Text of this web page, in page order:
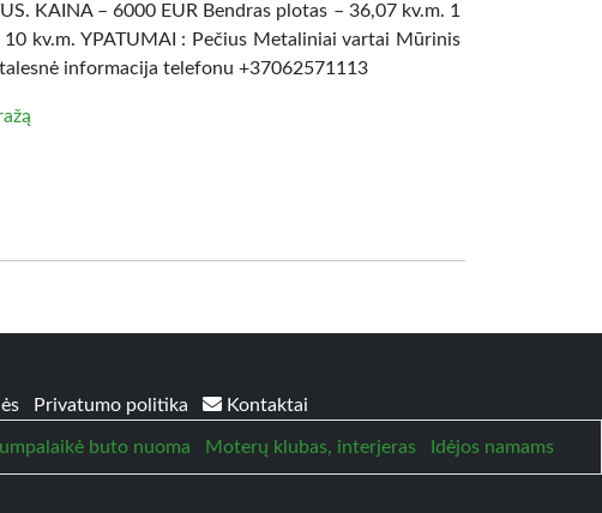
KAINA – 6000 EUR Bendras plotas – 36,07 kv.m. 1
kv.m. YPATUMAI : Pečius Metaliniai vartai Mūrinis
informacija telefonu +37062571113
Privatumo politika Kontaktai
buto nuoma Moterų klubas, interjeras Idėjos namams